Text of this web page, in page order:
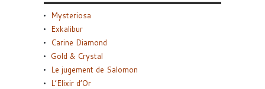
Mysteriosa
Exkalibur
Carine Diamond
Gold & Crystal
Le jugement de Salomon
L’Elixir d’Or